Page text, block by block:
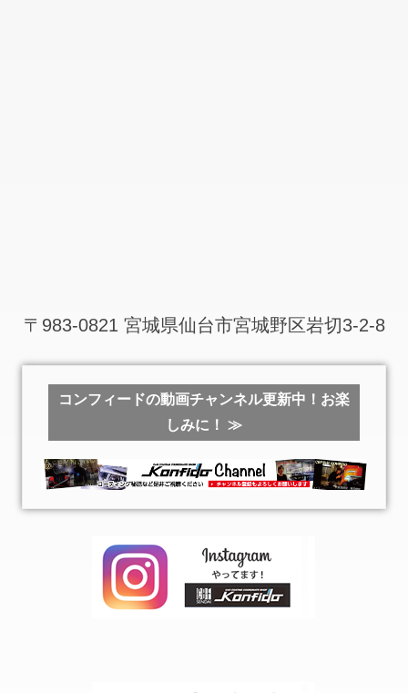
〒983-0821 宮城県仙台市宮城野区岩切3-2-8
コンフィードの動画チャンネル更新中！お楽
しみに！ ≫